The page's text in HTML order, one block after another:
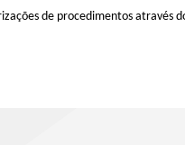
de procedimentos através